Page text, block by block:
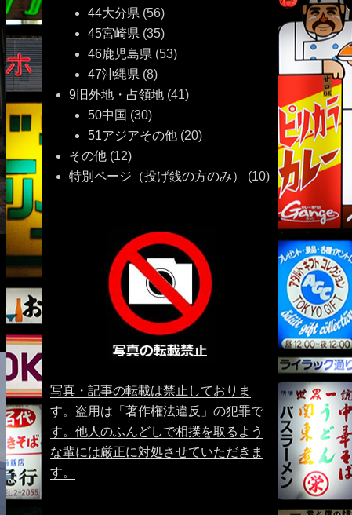
44大分県 (56)
45宮崎県 (35)
46鹿児島県 (53)
47沖縄県 (8)
9旧外地・占領地 (41)
50中国 (30)
51アジアその他 (20)
その他 (12)
特別ページ（投げ銭の方のみ）
(10)
写真・記事の転載は禁止しておりま
す。盗用は「著作権法違反」の犯罪で
す。他人のふんどしで相撲を取るよう
な輩には厳正に対処させていただきま
す。